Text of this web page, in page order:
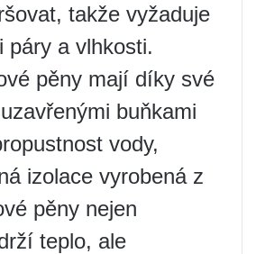
takže vyžaduje
páry a vlhkosti.
pěny mají díky své
buňkami
vody,
izolace vyrobená z
pěny nejen
teplo, ale